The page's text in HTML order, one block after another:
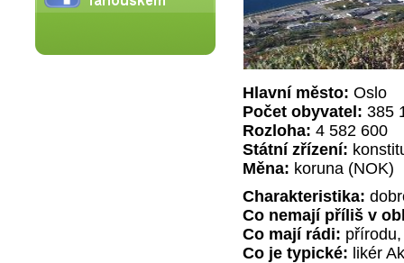
Hlavní město: Oslo
Počet obyvatel: 385
Rozloha: 4 582 600
Státní zřízení:
Měna: koruna (NOK)
Charakteristika:
Co nemají příliš v
Co mají rádi:
Co je typické: likér